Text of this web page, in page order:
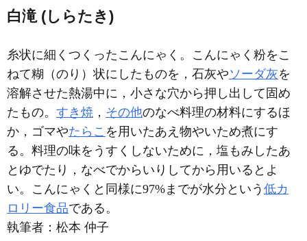
白滝 (しらたき)
糸状に細くつくったこんにゃく。こんにゃく粉をこ
ねて糊（のり）状にしたものを，石灰やソーダ灰を
溶解させた熱湯中に，小さな穴から押し出して固め
たもの。 すき焼 ， その他のなべ料理の材料にするほ
か，ゴマやたらこ を用いたあえ物やいため煮にす
る。料理の味をうすくしないために，塩もみしたあ
とゆでたり，なべでからいりしてから用いるとよ
い。こんにゃくと同様に97%までが水分という 低カ
ロリー食品である。
執筆者： 松本 仲子